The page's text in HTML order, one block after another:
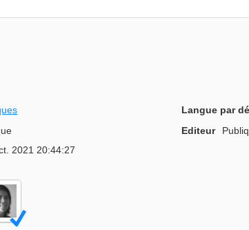
Langue par
Editeur
2021 20:44:27